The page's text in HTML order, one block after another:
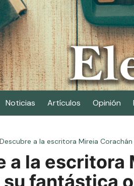
escritores
Noticias Artículos Opinión
Descubre a la escritora Mireia
a la escritora
fantástica